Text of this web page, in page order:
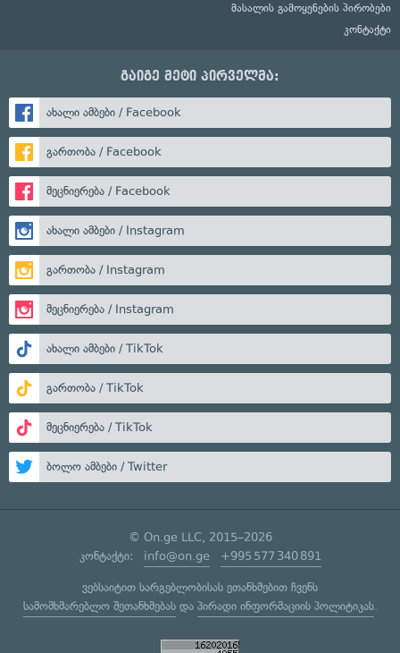
მასალის გამოყენების პირობები
კონტაქტი
გაიგე მეტი პირველმა:
ახალი ამბები / Facebook
გართობა / Facebook
მეცნიერება / Facebook
ახალი ამბები / Instagram
გართობა / Instagram
მეცნიერება / Instagram
ახალი ამბები / TikTok
გართობა / TikTok
მეცნიერება / TikTok
ბოლო ამბები / Twitter
© On.ge LLC, 2015–2026
კონტაქტი: info@on.ge +995 577 340 891
ვებსაიტით სარგებლობისას ეთანხმებით ჩვენს
სამომხმარებლო შეთანხმებასდა პირადი ინფორმაციის პოლიტიკას.